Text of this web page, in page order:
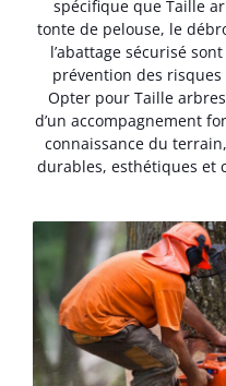
spécifique que Taille
tonte de pelouse, le
l’abattage sécurisé
prévention des
Opter pour Taille
d’un accompagnement
connaissance du
durables, esthétiques et